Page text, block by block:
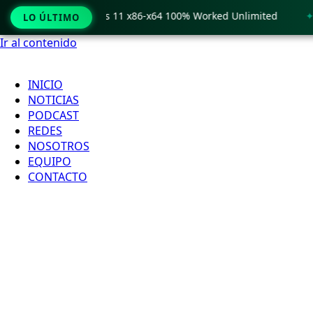
Ir al contenido
INICIO
NOTICIAS
PODCAST
REDES
NOSOTROS
EQUIPO
CONTACTO
LO ÚLTIMO
only Windows 11 x86-x64 100% Worked Unlimited 🟢